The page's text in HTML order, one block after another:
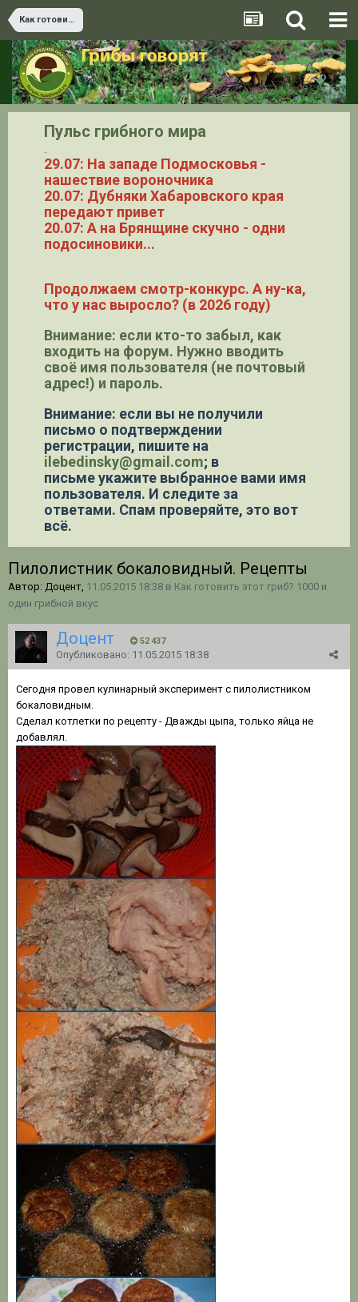
Как готовить этот гриб? 1000 и один грибной вкус
Пульс грибного мира
.
29.07: На западе Подмосковья -
нашествие вороночника
20.07: Дубняки Хабаровского края
передают привет
20.07: А на Брянщине скучно - одни
подосиновики...
Продолжаем смотр-конкурс. А ну-ка,
что у нас выросло? (в 2026 году)
Внимание: если кто-то забыл, как
входить на форум. Нужно вводить
своё имя пользователя (не почтовый
адрес!) и пароль.
Внимание: если вы не получили
письмо о подтверждении
регистрации, пишите на
ilebedinsky@gmail.com; в
письме укажите выбранное вами имя
пользователя. И следите за
ответами. Спам проверяйте, это вот
всё.
Пилолистник бокаловидный. Рецепты
Автор: Доцент, 11.05.2015 18:38 в Как готовить этот гриб? 1000 и
один грибной вкус
Доцент 52 437
Опубликовано: 11.05.2015 18:38
Сегодня провел кулинарный эксперимент с пилолистником
бокаловидным.
Сделал котлетки по рецепту - Дважды цыпа, только яйца не
добавлял.